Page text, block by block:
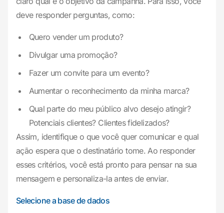
deve responder perguntas, como:
Quero vender um produto?
Divulgar uma promoção?
Fazer um convite para um evento?
Aumentar o reconhecimento da minha marca?
Qual parte do meu público alvo desejo atingir?
Potenciais clientes? Clientes fidelizados?
Assim, identifique o que você quer comunicar e qual
ação espera que o destinatário tome. Ao responder
esses critérios, você está pronto para pensar na sua
mensagem e personaliza-la antes de enviar.
Selecione a base de dados